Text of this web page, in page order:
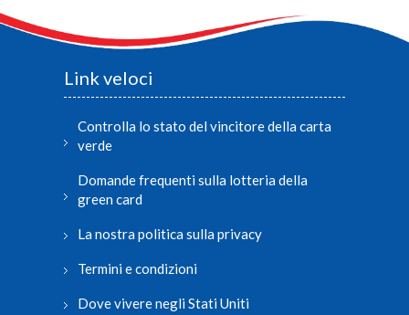
Link veloci
Controlla lo stato del vincitore della carta
verde
Domande frequenti sulla lotteria della
green card
La nostra politica sulla privacy
Termini e condizioni
Dove vivere negli Stati Uniti